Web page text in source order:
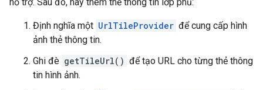
hỗ trợ. Sau đó, hãy thêm thẻ thông tin lớp phủ:
Định nghĩa một UrlTileProvider để cung cấp hình
ảnh thẻ thông tin.
Ghi đè getTileUrl() để tạo URL cho từng thẻ thông
tin hình ảnh.